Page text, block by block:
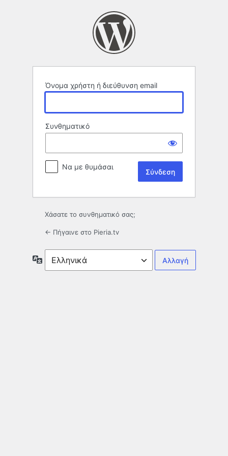
Όνομα χρήστη ή διεύθυνση email
Συνθηματικό
Να με θυμάσαι
Χάσατε το συνθηματικό σας;
← Πήγαινε στο Pieria.tv
Γλώσσα